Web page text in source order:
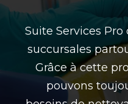
Suite Services
succursales
Grâce à cette
pouvons